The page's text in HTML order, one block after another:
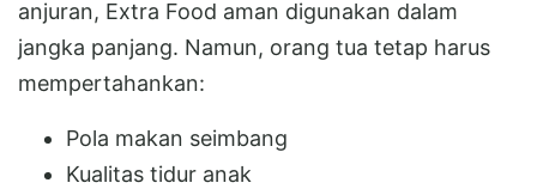
anjuran, Extra Food aman digunakan dalam
jangka panjang. Namun, orang tua tetap harus
mempertahankan:
Pola makan seimbang
Kualitas tidur anak